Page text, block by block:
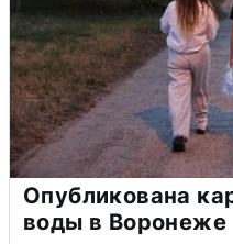
Опубликована
воды в Воронеже